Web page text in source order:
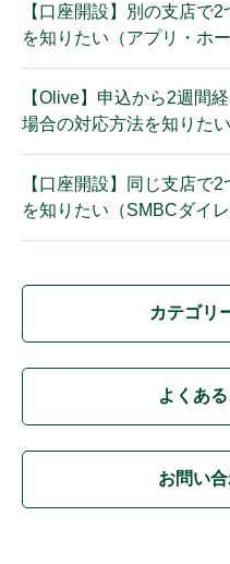
【口座開設】別の支店で
を知りたい（アプリ・ホー
【Olive】申込から2週間
場合の対応方法を知りたい
【口座開設】同じ支店で
を知りたい（SMBCダイレ
カテゴリ
よくあ
お問い